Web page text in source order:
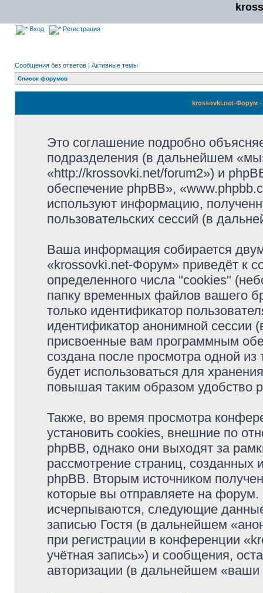
Вход Регистрация
Сообщения без ответов | Активные темы
Список форумов
krossovki.net-Форум
Это соглашение подробно
подразделения (в дальнейшем
«http://krossovki.net/forum2») и
обеспечение phpBB»,
используют информацию,
пользовательских сессий (в
Ваша информация собирается
«krossovki.net-Форум» приведёт к
определенного числа "cookies"
папку временных файлов вашего
только идентификатор
идентификатор анонимной сессии
присвоенные вам программным
создана после просмотра одной
будет использоваться для
повышая таким образом удобство
Также, во время просмотра
установить cookies, внешние по
phpBB, однако они выходят за
рассмотрение страниц,
phpBB. Вторым источником
которые вы отправляете на
исчерпываются, следующие
записью Гостя (в дальнейшем
при регистрации в конференции
учётная запись») и сообщения,
авторизации (в дальнейшем